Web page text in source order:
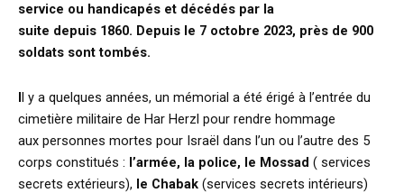
service ou handicapés et décédés par la
suite depuis 1860. Depuis le 7 octobre 2023, près de 900
soldats sont tombés.
Il y a quelques années, un mémorial a été érigé à l’entrée du
cimetière militaire de Har Herzl pour rendre hommage
aux personnes mortes pour Israël dans l’un ou l’autre des 5
corps constitués : l’armée, la police, le Mossad ( services
secrets extérieurs), le Chabak (services secrets intérieurs)